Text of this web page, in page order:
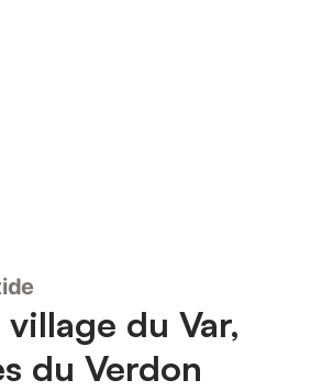
du Var,
du Verdon